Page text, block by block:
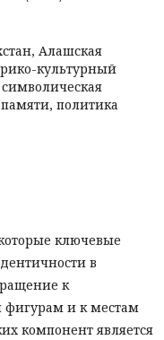
Алашская
культурный
политика
ключевые
в
к
фигурам и к местам
компонент является